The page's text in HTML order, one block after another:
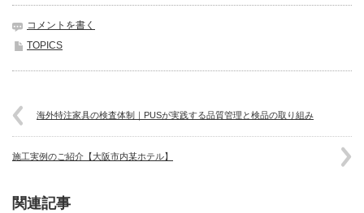
コメントを書く
TOPICS
海外特注家具の検査体制｜PUSが実践する品質管理と検品の取り組み
施工実例のご紹介【大阪市内某ホテル】
関連記事